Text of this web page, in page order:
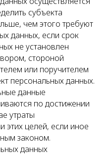
субъекта
чем этого требуют
данных, если срок
не установлен
стороной
или поручителем
персональных данных.
данные
по достижении
утраты
этих целей, если иное
законом.
данных